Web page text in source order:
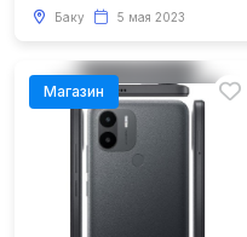
Баку 5 мая 2023
Магазин